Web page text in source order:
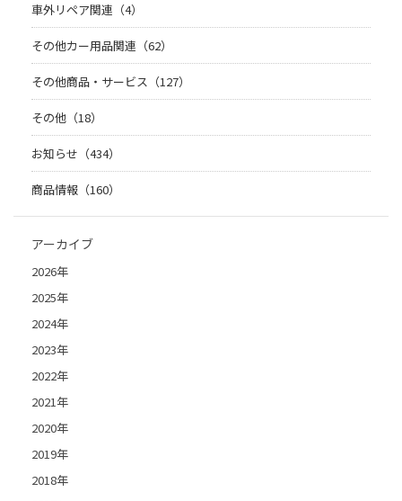
車外リペア関連（4）
その他カー用品関連（62）
その他商品・サービス（127）
その他（18）
お知らせ（434）
商品情報（160）
アーカイブ
2026年
2025年
2024年
2023年
2022年
2021年
2020年
2019年
2018年